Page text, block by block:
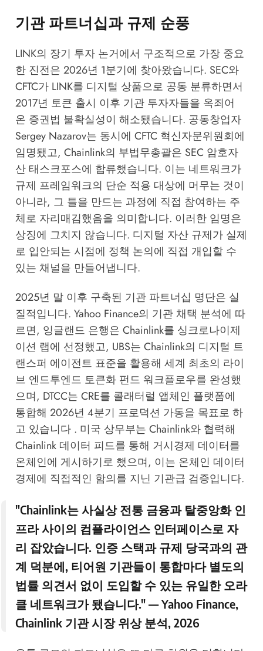
기관 파트너십과 규제 순풍
LINK의 장기 투자 논거에서 구조적으로 가장 중요
한 진전은 2026년 1분기에 찾아왔습니다. SEC와
CFTC가 LINK를 디지털 상품으로 공동 분류하면서
2017년 토큰 출시 이후 기관 투자자들을 옥죄어
온 증권법 불확실성이 해소됐습니다. 공동창업자
Sergey Nazarov는 동시에 CFTC 혁신자문위원회에
임명됐고, Chainlink의 부법무총괄은 SEC 암호자
산 태스크포스에 합류했습니다. 이는 네트워크가
규제 프레임워크의 단순 적용 대상에 머무는 것이
아니라, 그 틀을 만드는 과정에 직접 참여하는 주
체로 자리매김했음을 의미합니다. 이러한 임명은
상징에 그치지 않습니다. 디지털 자산 규제가 실제
로 입안되는 시점에 정책 논의에 직접 개입할 수
있는 채널을 만들어냅니다.
2025년 말 이후 구축된 기관 파트너십 명단은 실
질적입니다. Yahoo Finance의 기관 채택 분석에 따
르면, 잉글랜드 은행은 Chainlink를 싱크로나이제
이션 랩에 선정했고, UBS는 Chainlink의 디지털 트
랜스퍼 에이전트 표준을 활용해 세계 최초의 라이
브 엔드투엔드 토큰화 펀드 워크플로우를 완성했
으며, DTCC는 CRE를 콜래터럴 앱체인 플랫폼에
통합해 2026년 4분기 프로덕션 가동을 목표로 하
고 있습니다 . 미국 상무부는 Chainlink와 협력해
Chainlink 데이터 피드를 통해 거시경제 데이터를
온체인에 게시하기로 했으며, 이는 온체인 데이터
경제에 직접적인 함의를 지닌 기관급 검증입니다.
"Chainlink는 사실상 전통 금융과 탈중앙화 인
프라 사이의 컴플라이언스 인터페이스로 자
리 잡았습니다. 인증 스택과 규제 당국과의 관
계 덕분에, 티어원 기관들이 통합마다 별도의
법률 의견서 없이 도입할 수 있는 유일한 오라
클 네트워크가 됐습니다." —Yahoo Finance,
Chainlink 기관 시장 위상 분석, 2026